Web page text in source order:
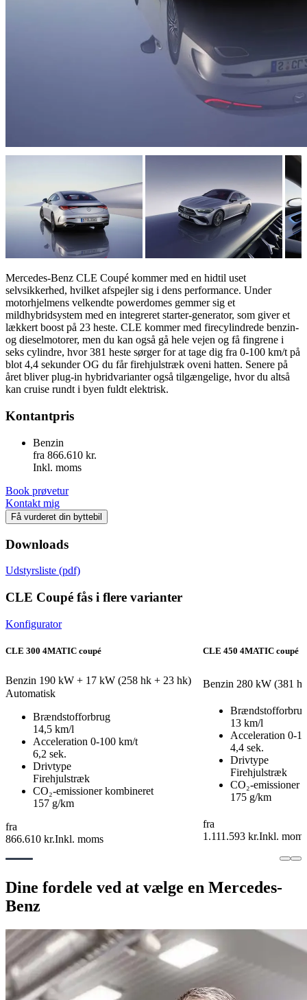
Mercedes-Benz CLE Coupé kommer med en hidtil uset
selvsikkerhed, hvilket afspejler sig i dens performance. Under
motorhjelmens velkendte powerdomes gemmer sig et
mildhybridsystem med en integreret starter-generator, som giver et
lækkert boost på 23 heste. CLE kommer med firecylindrede benzin-
og dieselmotorer, men du kan også gå hele vejen og få fingrene i
seks cylindre, hvor 381 heste sørger for at tage dig fra 0-100 km/t på
blot 4,4 sekunder OG du får firehjulstræk oveni hatten. Senere på
året bliver plug-in hybridvarianter også tilgængelige, hvor du altså
kan cruise rundt i byen fuldt elektrisk.
Kontantpris
Benzin
fra 866.610 kr.
Inkl. moms
Book prøvetur
Kontakt mig
Få vurderet din byttebil
Downloads
Udstyrsliste (pdf)
CLE Coupé fås i flere varianter
Konfigurator
CLE 300 4MATIC coupé
Benzin 190 kW + 17 kW (258 hk + 23 hk)
Automatisk
Brændstofforbrug
14,5 km/l
Acceleration 0-100 km/t
6,2 sek.
Drivtype
Firehjulstræk
CO₂-emissioner kombineret
157 g/km
fra
866.610 kr.Inkl. moms
CLE 450 4MATIC coupé
Benzin 280 kW (381
Brændstofforbrug
13 km/l
Acceleration 0-
4,4 sek.
Drivtype
Firehjulstræk
CO₂-emissioner
175 g/km
fra
1.111.593 kr.Inkl. moms
Dine fordele ved at vælge en Mercedes-
Benz